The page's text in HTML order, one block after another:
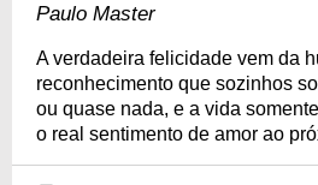
Paulo Master
A verdadeira felicidade vem da
reconhecimento que sozinhos
ou quase nada, e a vida
o real sentimento de amor ao